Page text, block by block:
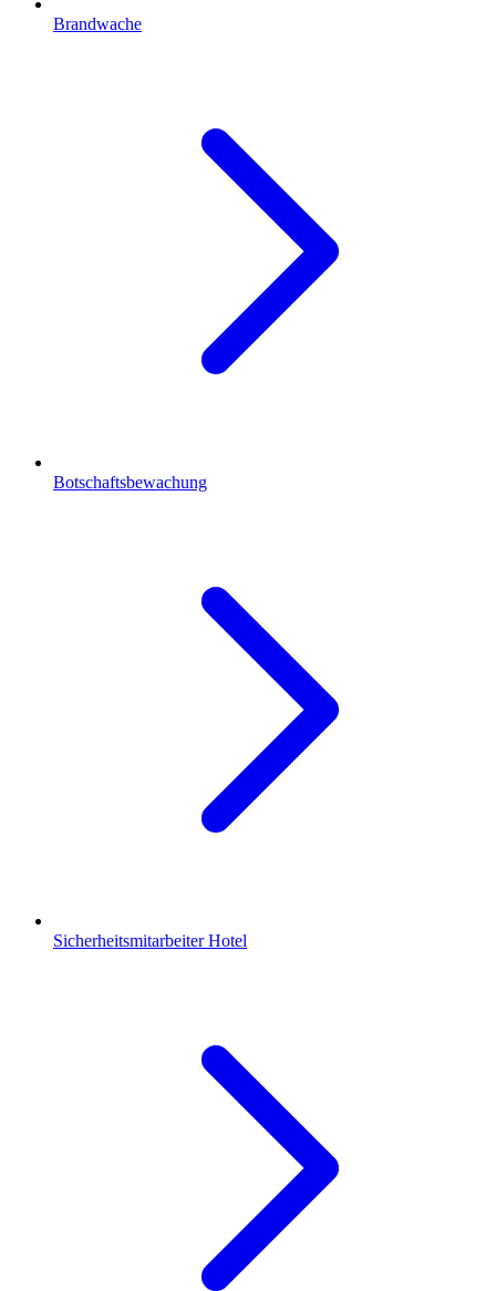
Brandwache
Botschaftsbewachung
Sicherheitsmitarbeiter Hotel